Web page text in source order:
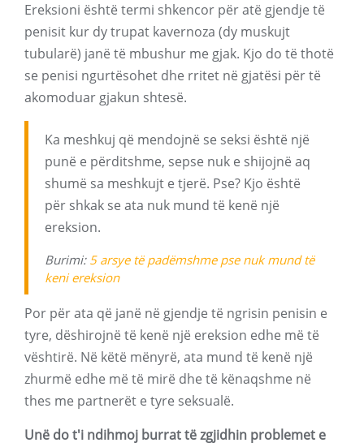
Ereksioni është termi shkencor për atë gjendje të
penisit kur dy trupat kavernoza (dy muskujt
tubularë) janë të mbushur me gjak. Kjo do të thotë
se penisi ngurtësohet dhe rritet në gjatësi për të
akomoduar gjakun shtesë.
Ka meshkuj që mendojnë se seksi është një
punë e përditshme, sepse nuk e shijojnë aq
shumë sa meshkujt e tjerë. Pse? Kjo është
për shkak se ata nuk mund të kenë një
ereksion.
Burimi: 5 arsye të padëmshme pse nuk mund të
keni ereksion
Por për ata që janë në gjendje të ngrisin penisin e
tyre, dëshirojnë të kenë një ereksion edhe më të
vështirë. Në këtë mënyrë, ata mund të kenë një
zhurmë edhe më të mirë dhe të kënaqshme në
thes me partnerët e tyre seksualë.
Unë do t'i ndihmoj burrat të zgjidhin problemet e